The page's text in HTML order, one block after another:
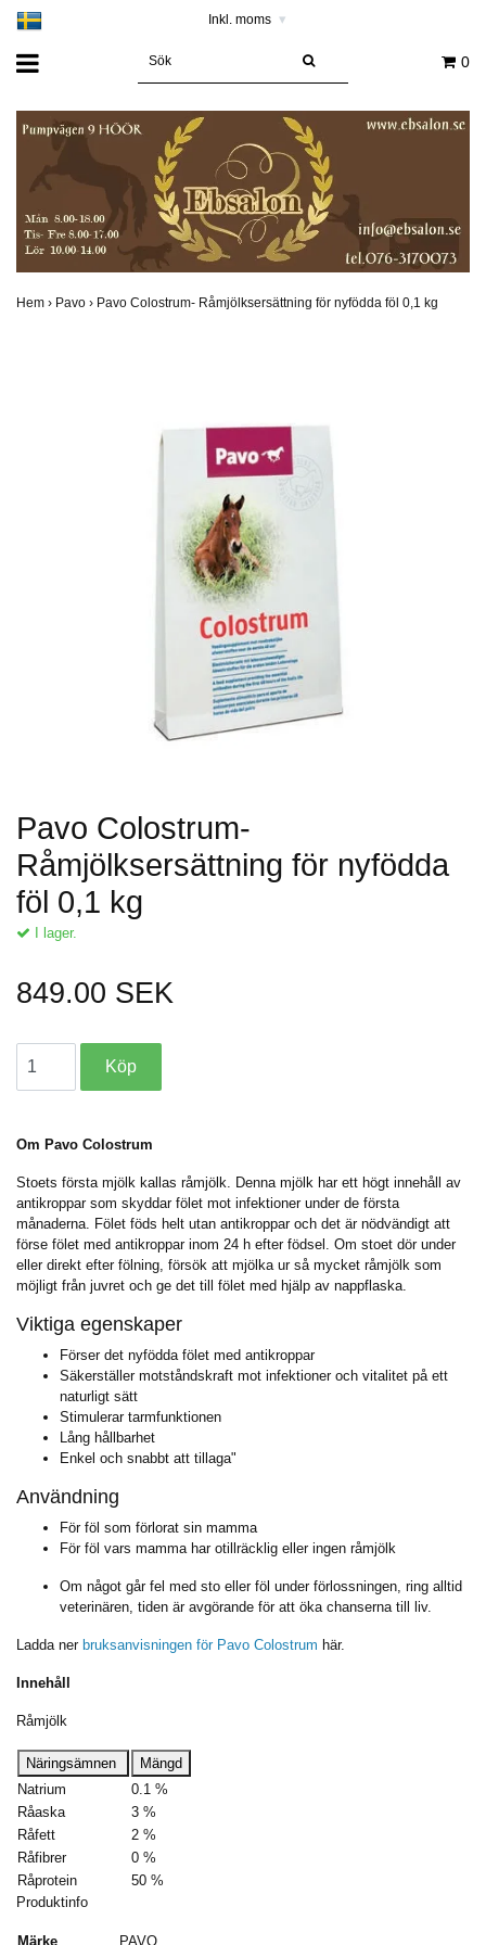
Inkl. moms ▾
0
Hem › Pavo › Pavo Colostrum- Råmjölksersättning för nyfödda föl 0,1 kg
Pavo Colostrum-
Råmjölksersättning för nyfödda
föl 0,1 kg
I lager.
849.00 SEK
Om Pavo Colostrum
Stoets första mjölk kallas råmjölk. Denna mjölk har ett högt innehåll av
antikroppar som skyddar fölet mot infektioner under de första
månaderna. Fölet föds helt utan antikroppar och det är nödvändigt att
förse fölet med antikroppar inom 24 h efter födsel. Om stoet dör under
eller direkt efter fölning, försök att mjölka ur så mycket råmjölk som
möjligt från juvret och ge det till fölet med hjälp av nappflaska.
Viktiga egenskaper
Förser det nyfödda fölet med antikroppar
Säkerställer motståndskraft mot infektioner och vitalitet på ett
naturligt sätt
Stimulerar tarmfunktionen
Lång hållbarhet
Enkel och snabbt att tillaga"
Användning
För föl som förlorat sin mamma
För föl vars mamma har otillräcklig eller ingen råmjölk
Om något går fel med sto eller föl under förlossningen, ring alltid
veterinären, tiden är avgörande för att öka chanserna till liv.
Ladda ner bruksanvisningen för Pavo Colostrum här.
Innehåll
Råmjölk
Näringsämnen
Mängd
Natrium
0.1 %
Råaska
3 %
Råfett
2 %
Råfibrer
0 %
Råprotein
50 %
Produktinfo
Märke PAVO